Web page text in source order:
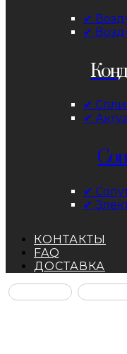
✔
✔
✔
✔
✔
✔
КОНТАКТЫ
FAQ
ДОСТАВКА
Facebook